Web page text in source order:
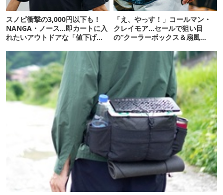
スノピ衝撃の3,000円以下も！
NANGA・ノース…即カートに入
れたいアウトドアな「値下げ夏
「え、やっす！」コールマン・
クレイモア…セールで狙い目
の“クーラーボックス＆扇風